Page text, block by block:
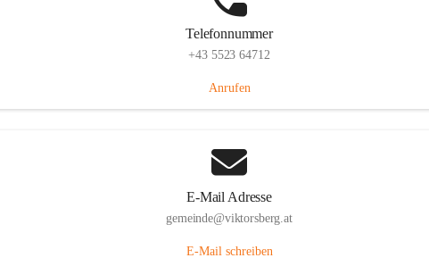
Telefonnummer
+43 5523 64712
Anrufen
E-Mail Adresse
gemeinde@viktorsberg.at
E-Mail schreiben